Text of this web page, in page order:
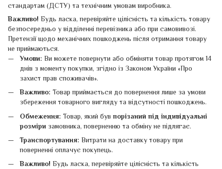
стандартам (ДСТУ) та технічним умовам виробника.
Важливо! Будь ласка, перевіряйте цілісність та кількість товару
безпосередньо у відділенні перевізника або при самовивозі.
Претензії щодо механічних пошкоджень після отримання товару
не приймаються.
Умови: Ви можете повернути або обміняти товар протягом 14
днів з моменту покупки, згідно із Законом України «Про
захист прав споживачів».
Важливо: Товар приймається до повернення лише за умови
збереження товарного вигляду та відсутності пошкоджень.
Обмеження: Товар, який був порізаний під індивідуальні
розміри замовника, поверненню та обміну не підлягає.
Транспортування: Витрати на доставку товару при
поверненні оплачує покупець.
Важливо! Будь ласка, перевіряйте цілісність та кількість